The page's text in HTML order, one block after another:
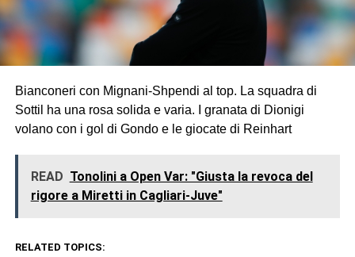
Bianconeri con Mignani-Shpendi al top. La squadra di
Sottil ha una rosa solida e varia. I granata di Dionigi
volano con i gol di Gondo e le giocate di Reinhart
READ Tonolini a Open Var: "Giusta la revoca del
rigore a Miretti in Cagliari-Juve"
RELATED TOPICS: